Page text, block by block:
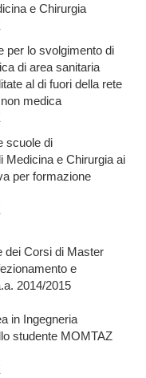
e Chirurgia
per lo svolgimento di
di area sanitaria
al di fuori della rete
medica
scuole di
Medicina e Chirurgia ai
per formazione
dei Corsi di Master
e
2014/2015
in Ingegneria
studente MOMTAZ